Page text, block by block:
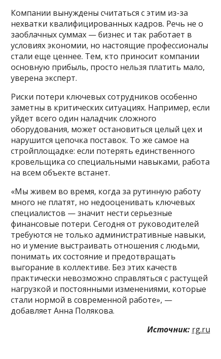
Компании вынуждены считаться с этим из-за
нехватки квалифицированных кадров. Речь не о
заоблачных суммах — бизнес и так работает в
условиях экономии, но настоящие профессионалы
стали еще ценнее. Тем, кто приносит компании
основную прибыль, просто нельзя платить мало,
уверена эксперт.
Риски потери ключевых сотрудников особенно
заметны в критических ситуациях. Например, если
уйдет всего один наладчик сложного
оборудования, может остановиться целый цех и
нарушится цепочка поставок. То же самое на
стройплощадке: если потерять единственного
кровельщика со специальными навыками, работа
на всем объекте встанет.
«Мы живем во время, когда за рутинную работу
много не платят, но недооценивать ключевых
специалистов — значит нести серьезные
финансовые потери. Сегодня от руководителей
требуются не только административные навыки,
но и умение выстраивать отношения с людьми,
понимать их состояние и предотвращать
выгорание в коллективе. Без этих качеств
практически невозможно справляться с растущей
нагрузкой и постоянными изменениями, которые
стали нормой в современной работе», —
добавляет Анна Полякова.
Источник: rg.ru